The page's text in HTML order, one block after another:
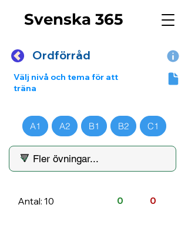
Svenska 365
Ordförråd
Välj nivå och tema för att
träna
A1 A2 B1 B2 C1
Antal: 10 0 0